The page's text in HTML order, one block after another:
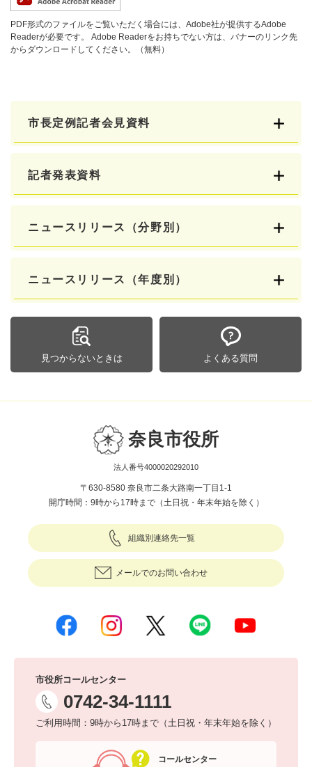
PDF形式のファイルをご覧いただく場合には、Adobe社が提供するAdobe
Readerが必要です。
Adobe Readerをお持ちでない方は、バナーのリンク先
からダウンロードしてください。（無料）
市長定例記者会見資料
記者発表資料
ニュースリリース（分野別）
ニュースリリース（年度別）
見つからないときは よくある質問
奈良市役所
法人番号4000020292010
〒630-8580 奈良市二条大路南一丁目1-1
開庁時間：9時から17時まで（土日祝・年末年始を除く）
組織別連絡先一覧
メールでのお問い合わせ
市役所コールセンター
0742-34-1111
ご利用時間：9時から17時まで（土日祝・年末年始を除く）
コールセンター